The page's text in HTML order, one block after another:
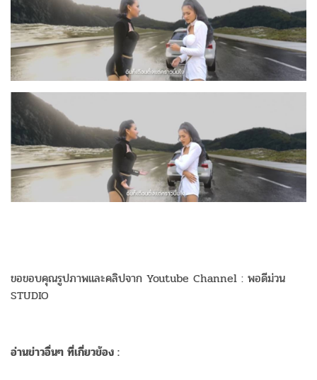
ขอขอบคุณรูปภาพและคลิปจาก Youtube Channel : พอดีม่วน
STUDIO
อ่านข่าวอื่นๆ ที่เกี่ยวข้อง :